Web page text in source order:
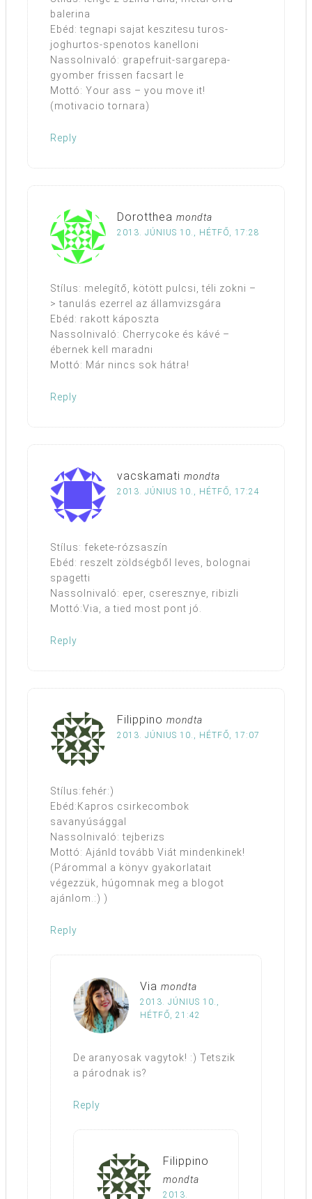
balerina
Ebéd: tegnapi sajat keszitesu turos-
joghurtos-spenotos kanelloni
Nassolnivaló: grapefruit-sargarepa-
gyomber frissen facsart le
Mottó: Your ass – you move it!
(motivacio tornara)
Reply
Dorotthea mondta
2013. JÚNIUS 10., HÉTFŐ, 17:28
Stílus: melegítő, kötött pulcsi, téli zokni –
> tanulás ezerrel az államvizsgára
Ebéd: rakott káposzta
Nassolnivaló: Cherrycoke és kávé –
ébernek kell maradni
Mottó: Már nincs sok hátra!
Reply
vacskamati mondta
2013. JÚNIUS 10., HÉTFŐ, 17:24
Stílus: fekete-rózsaszín
Ebéd: reszelt zöldségből leves, bolognai
spagetti
Nassolnivaló: eper, cseresznye, ribizli
Mottó:Via, a tied most pont jó.
Reply
Filippino mondta
2013. JÚNIUS 10., HÉTFŐ, 17:07
Stílus:fehér:)
Ebéd:Kapros csirkecombok
savanyúsággal
Nassolnivaló: tejberizs
Mottó: Ajánld tovább Viát mindenkinek!
(Párommal a könyv gyakorlatait
végezzük, húgomnak meg a blogot
ajánlom.:) )
Reply
Via mondta
2013. JÚNIUS 10.,
HÉTFŐ, 21:42
De aranyosak vagytok! :) Tetszik
a párodnak is?
Reply
Filippino
mondta
2013.